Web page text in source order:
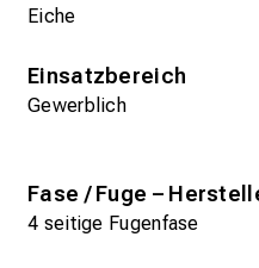
Eiche
Einsatzbereich
Gewerblich
Fase / Fuge –
4 seitige Fugenfase